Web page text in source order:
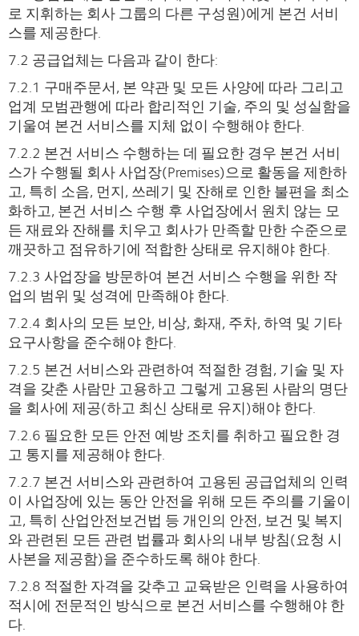
로 지휘하는 회사 그룹의 다른 구성원)에게 본건 서비
스를 제공한다.
7.2 공급업체는 다음과 같이 한다:
7.2.1 구매주문서, 본 약관 및 모든 사양에 따라 그리고
업계 모범관행에 따라 합리적인 기술, 주의 및 성실함을
기울여 본건 서비스를 지체 없이 수행해야 한다.
7.2.2 본건 서비스 수행하는 데 필요한 경우 본건 서비
스가 수행될 회사 사업장(Premises)으로 활동을 제한하
고, 특히 소음, 먼지, 쓰레기 및 잔해로 인한 불편을 최소
화하고, 본건 서비스 수행 후 사업장에서 원치 않는 모
든 재료와 잔해를 치우고 회사가 만족할 만한 수준으로
깨끗하고 점유하기에 적합한 상태로 유지해야 한다.
7.2.3 사업장을 방문하여 본건 서비스 수행을 위한 작
업의 범위 및 성격에 만족해야 한다.
7.2.4 회사의 모든 보안, 비상, 화재, 주차, 하역 및 기타
요구사항을 준수해야 한다.
7.2.5 본건 서비스와 관련하여 적절한 경험, 기술 및 자
격을 갖춘 사람만 고용하고 그렇게 고용된 사람의 명단
을 회사에 제공(하고 최신 상태로 유지)해야 한다.
7.2.6 필요한 모든 안전 예방 조치를 취하고 필요한 경
고 통지를 제공해야 한다.
7.2.7 본건 서비스와 관련하여 고용된 공급업체의 인력
이 사업장에 있는 동안 안전을 위해 모든 주의를 기울이
고, 특히 산업안전보건법 등 개인의 안전, 보건 및 복지
와 관련된 모든 관련 법률과 회사의 내부 방침(요청 시
사본을 제공함)을 준수하도록 해야 한다.
7.2.8 적절한 자격을 갖추고 교육받은 인력을 사용하여
적시에 전문적인 방식으로 본건 서비스를 수행해야 한
다.